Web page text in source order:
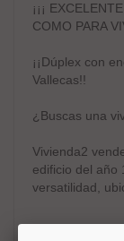
¡¡¡
COMO PARA
¡¡Dúplex con
Vallecas!!
¿Buscas una
Vivienda2
edificio del año
versatilidad,